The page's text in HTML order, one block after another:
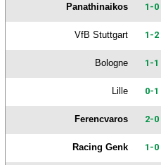
Panathinaikos 1-0
VfB Stuttgart 1-2
Bologne 1-1
Lille 0-1
Ferencvaros 2-0
Racing Genk 1-0
Sondages
Paramètrages / Options
Contact / Signaler un bug
Recrutement Maxifoot